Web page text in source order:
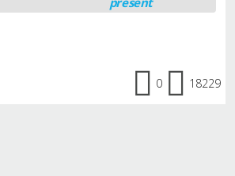
0 18229